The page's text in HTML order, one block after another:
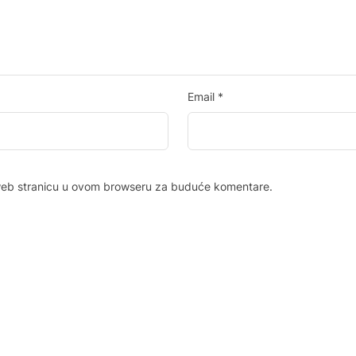
Email *
stranicu u ovom browseru za buduće komentare.